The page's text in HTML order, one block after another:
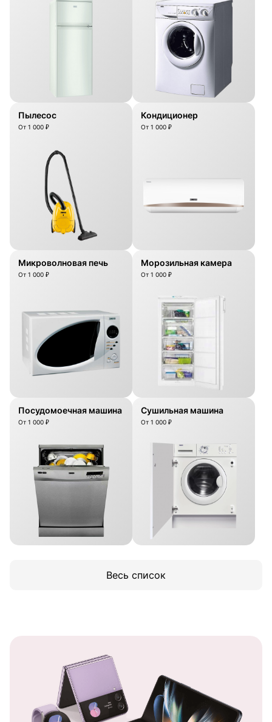
Пылесос
От 1 000 ₽
Кондиционер
От 1 000 ₽
Микроволновая печь
От 1 000 ₽
Морозильная камера
От 1 000 ₽
Посудомоечная машина
От 1 000 ₽
Сушильная машина
От 1 000 ₽
Весь список